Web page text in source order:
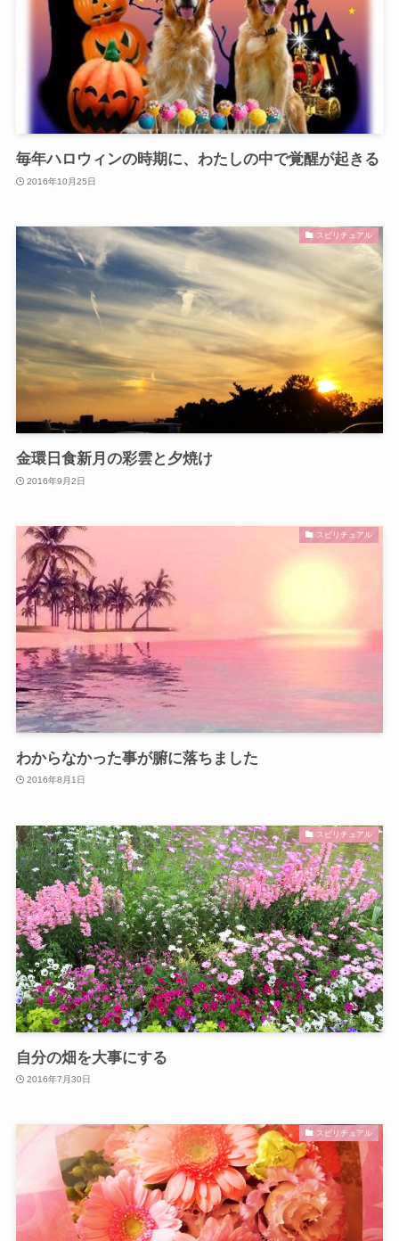
毎年ハロウィンの時期に、わたしの中で覚醒が起きる
2016年10月25日
スピリチュアル
金環日食新月の彩雲と夕焼け
2016年9月2日
スピリチュアル
わからなかった事が腑に落ちました
2016年8月1日
スピリチュアル
自分の畑を大事にする
2016年7月30日
スピリチュアル